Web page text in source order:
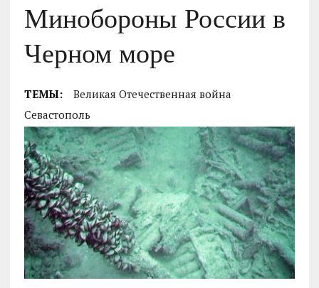
Минобороны России в
Черном море
ТЕМЫ:
Великая Отечественная война
Севастополь